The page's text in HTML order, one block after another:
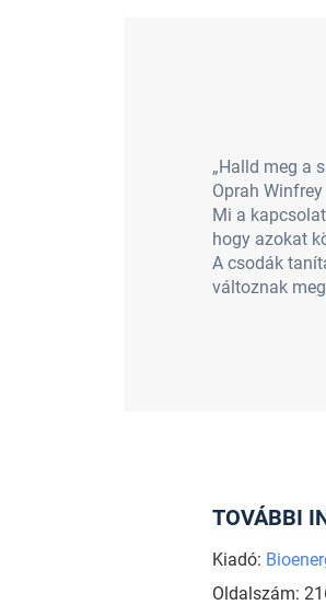
„Halld meg a
Oprah Winfrey
Mi a
hogy azokat
A csodák
változnak
TOVÁBBI
Kiadó:
Oldalszám: